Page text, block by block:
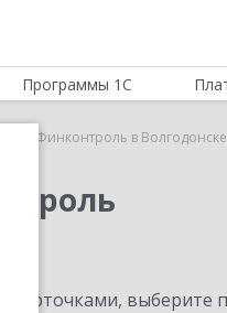
Программы 1С
1С-Финконтроль в Волгодонске
выберите